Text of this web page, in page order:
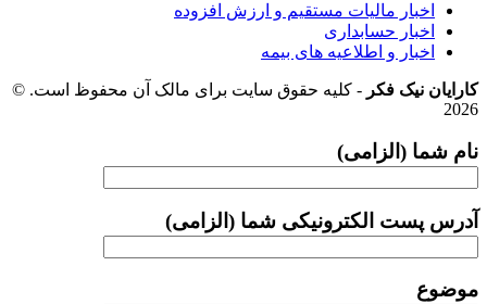
اخبار مالیات مستقیم و ارزش افزوده
اخبار حسابداری
اخبار و اطلاعیه های بیمه
کارایان نیک فکر - کلیه حقوق سایت برای مالک آن محفوظ است. ©
2026
نام شما (الزامی)
آدرس پست الکترونیکی شما (الزامی)
موضوع